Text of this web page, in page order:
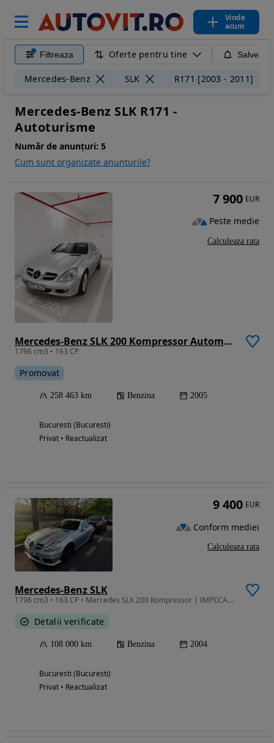
Vinde
acum
Filtreaza Oferte pentru tine
Mercedes-Benz SLK R171 [2003 - 2011]
Mercedes-Benz SLK R171 -
Autoturisme
Număr de anunțuri: 5
Cum sunt organizate anunturile?
Mercedes-Benz SLK 200 Kompressor Automatik
1796 cm3 • 163 CP
Promovat
258 463 km Benzina 2005
Bucuresti (Bucuresti)
Privat • Reactualizat
7 900 EUR
Peste medie
Calculeaza rata
Mercedes-Benz SLK
1796 cm3 • 163 CP • Mercedes SLK 200 Kompressor | IMPECABIL
Detalii verificate
108 000 km Benzina 2004
Bucuresti (Bucuresti)
Privat • Reactualizat
9 400 EUR
Conform mediei
Calculeaza rata